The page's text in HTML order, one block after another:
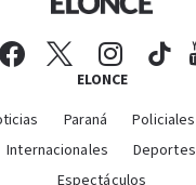
ELONCE
Paraná Policiales
Internacionales Deportes
Espectáculos